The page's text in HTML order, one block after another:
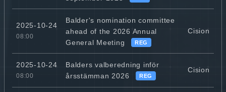
2025-10-24
08:00
Balder's nomination committee
ahead of the 2026 Annual
General Meeting
REG
Cision
2025-10-24
08:00
Balders valberedning inför
årsstämman 2026
REG
Cision